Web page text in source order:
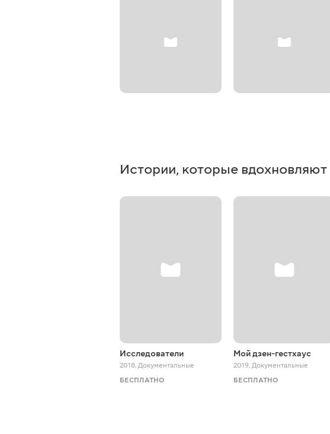
Истории, которые вдохновляют
Исследователи
2018, Документальные
БЕСПЛАТНО
Мой дзен-гестхаус
2019, Документальные
БЕСПЛАТНО